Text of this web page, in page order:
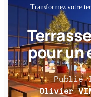
Transformez votre
pour un
Publié
Olivier